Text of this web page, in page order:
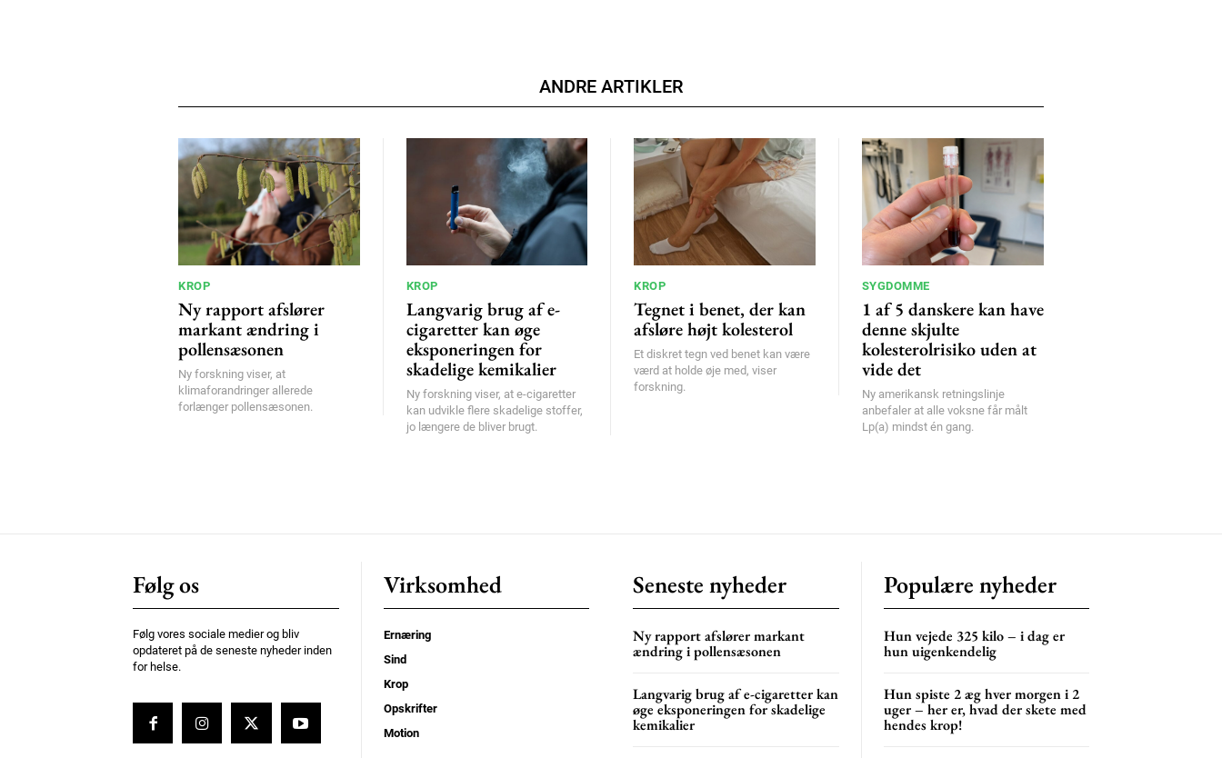
ANDRE ARTIKLER
KROP
Ny rapport afslører
markant ændring i
pollensæsonen
Ny forskning viser, at
klimaforandringer allerede
forlænger pollensæsonen.
KROP
Langvarig brug af e-
cigaretter kan øge
eksponeringen for
skadelige kemikalier
Ny forskning viser, at e-cigaretter
kan udvikle flere skadelige stoffer,
jo længere de bliver brugt.
KROP
Tegnet i benet, der kan
afsløre højt kolesterol
Et diskret tegn ved benet kan være
værd at holde øje med, viser
forskning.
SYGDOMME
1 af 5 danskere kan have
denne skjulte
kolesterolrisiko uden at
vide det
Ny amerikansk retningslinje
anbefaler at alle voksne får målt
Lp(a) mindst én gang.
Følg os
Følg vores sociale medier og bliv
opdateret på de seneste nyheder inden
for helse.
Virksomhed
Ernæring
Sind
Krop
Opskrifter
Motion
Seneste nyheder
Ny rapport afslører markant
ændring i pollensæsonen
Langvarig brug af e-cigaretter kan
øge eksponeringen for skadelige
kemikalier
Populære nyheder
Hun vejede 325 kilo – i dag er
hun uigenkendelig
Hun spiste 2 æg hver morgen i 2
uger – her er, hvad der skete med
hendes krop!